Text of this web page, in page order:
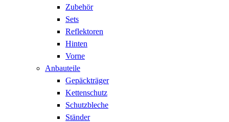
Zubehör
Sets
Reflektoren
Hinten
Vorne
Anbauteile
Gepäckträger
Kettenschutz
Schutzbleche
Ständer